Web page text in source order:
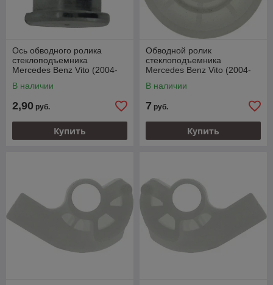
Ось обводного ролика
стеклоподъемника
Mercedes Benz Vito (2004-
В наличии
2,90 руб.
Купить
Обводной ролик
стеклоподъемника
Mercedes Benz Vito (2004-
В наличии
7 руб.
Купить